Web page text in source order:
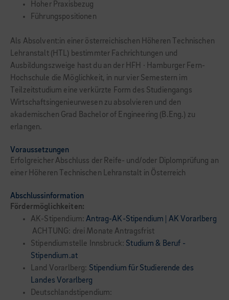
Hoher Praxisbezug
Führungspositionen
Als Absolvent:in einer österreichischen Höheren Technischen
Lehranstalt (HTL) bestimmter Fachrichtungen und
Ausbildungszweige hast du an der HFH · Hamburger Fern-
Hochschule die Möglichkeit, in nur vier Semestern im
Teilzeitstudium eine verkürzte Form des Studiengangs
Wirtschaftsingenieurwesen zu absolvieren und den
akademischen Grad Bachelor of Engineering (B.Eng.) zu
erlangen.
Voraussetzungen
Erfolgreicher Abschluss der Reife- und/oder Diplomprüfung an
einer Höheren Technischen Lehranstalt in Österreich
Abschlussinformation
Fördermöglichkeiten:
AK-Stipendium:Antrag-AK-Stipendium | AK Vorarlberg
ACHTUNG: drei Monate Antragsfrist
Stipendiumstelle Innsbruck: Studium & Beruf -
Stipendium.at
Land Vorarlberg: Stipendium für Studierende des
Landes Vorarlberg
Deutschlandstipendium: